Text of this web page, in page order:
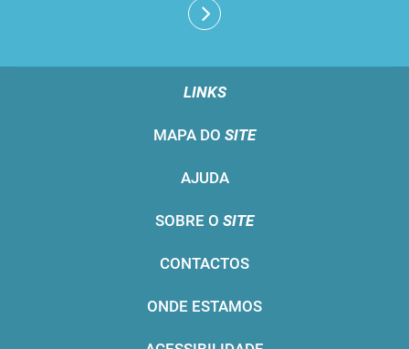
LINKS
MAPA DO SITE
AJUDA
SOBRE O SITE
CONTACTOS
ONDE ESTAMOS